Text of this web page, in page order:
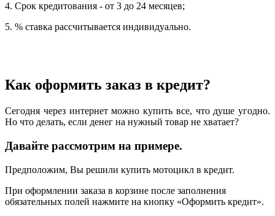
4. Срок кредитования - от 3 до 24 месяцев;
5. % ставка рассчитывается индивидуально.
Как оформить заказ в кредит?
Сегодня через интернет можно купить все, что душе угодно.
Но что делать, если денег на нужный товар не хватает?
Давайте рассмотрим на примере.
Предположим, Вы решили купить мотоцикл в кредит.
При оформлении заказа в корзине после заполнения
обязательных полей нажмите на кнопку «Оформить кредит».